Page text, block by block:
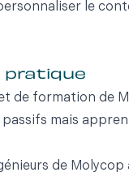
le
pratique
de formation de
mais
de